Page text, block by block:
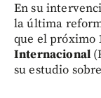
En su
la última
que el próximo
Internacional
su estudio